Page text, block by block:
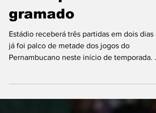
alerta para o
gramado
Estádio receberá três partidas em dois dias e
já foi palco de metade dos jogos do
Arena de Pernambuco seguirá sendo o
começo de temporada. Entre quarta e